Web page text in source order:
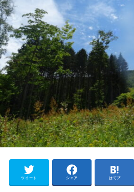
ツイート シェア はてブ